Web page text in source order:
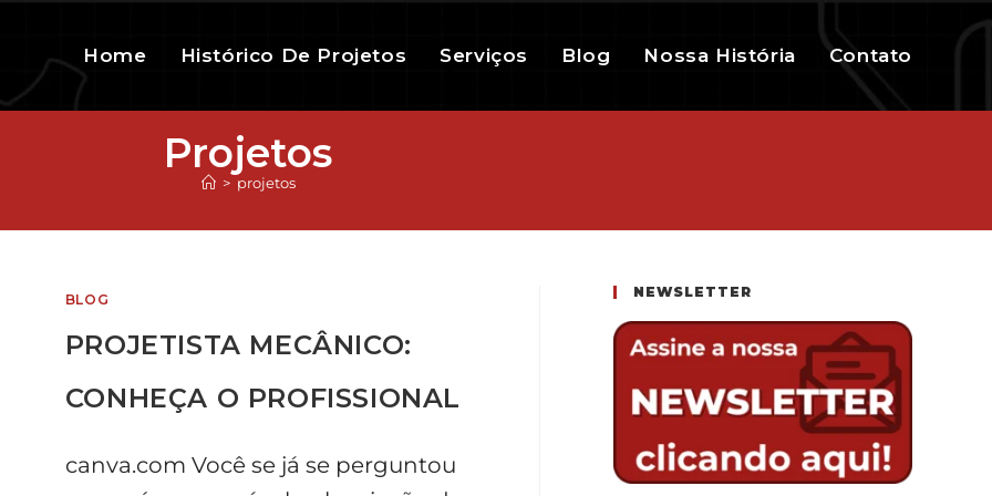
Home Histórico De Projetos Serviços Blog Nossa História Contato
Projetos
> projetos
BLOG
PROJETISTA MECÂNICO:
CONHEÇA O PROFISSIONAL
canva.com Você se já se perguntou
NEWSLETTER